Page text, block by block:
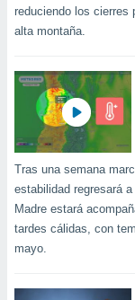
utilizar
crear un
uso de
la
contenido
del
reduciendo los cierres
alta montaña.
Tras una semana
estabilidad regresará
Madre estará
tardes cálidas, con
mayo.